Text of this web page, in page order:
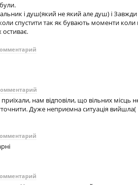
і душ(який не який але душ) і
спустити так як бувають моменти
нам відповіли, що вільних місць
Дуже неприємна ситуація вийшла(